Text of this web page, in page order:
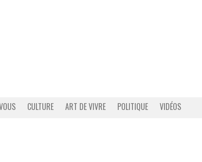
CULTURE ART DE VIVRE POLITIQUE VIDÉOS